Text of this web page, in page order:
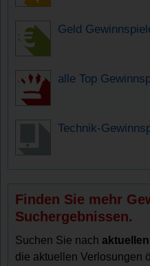
Geld
alle Top
Technik-
Finden Sie mehr
Suchergebnissen.
Suchen Sie nach
die aktuellen Verlosungen